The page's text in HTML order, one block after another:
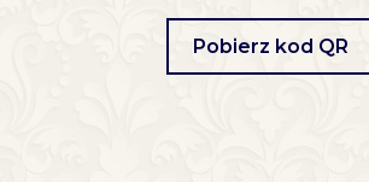
Pobierz kod QR